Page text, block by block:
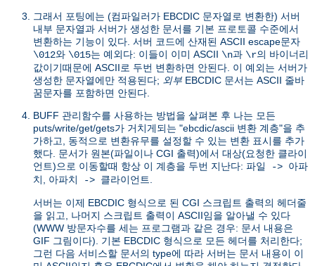
그래서 포팅에는 (컴파일러가 EBCDIC 문자열로 변환한) 서버
내부 문자열과 서버가 생성한 문서를 기본 프로토콜 수준에서
변환하는 기능이 있다. 서버 코드에 산재된 ASCII escape문자
\012와 \015는 예외다: 이들이 이미 ASCII \n과 \r의 바이너리
값이기때문에 ASCII로 두번 변환하면 안된다. 이 예외는 서버가
생성한 문자열에만 적용된다; 외부 EBCDIC 문서는 ASCII 줄바
꿈문자를 포함하면 안된다.
BUFF 관리함수를 사용하는 방법을 살펴본 후 나는 모든
puts/write/get/gets가 거치게되는 "ebcdic/ascii 변환 계층"을 추
가하고, 동적으로 변환유무를 설정할 수 있는 변환 표시를 추가
했다. 문서가 원본(파일이나 CGI 출력)에서 대상(요청한 클라이
언트)으로 이동할때 항상 이 계층을 두번 지난다: 파일 -> 아파
치
아파치 -> 클라이언트
서버는 이제 EBCDIC 형식으로 된 CGI 스크립트 출력의 헤더줄
을 읽고, 나머지 스크립트 출력이 ASCII임을 알아낼 수 있다
(WWW 방문자수를 세는 프로그램과 같은 경우: 문서 내용은
GIF 그림이다). 기본 EBCDIC 형식으로 모든 헤더를 처리한다;
그런 다음 서비스할 문서의 type에 따라 서버는 문서 내용이 이